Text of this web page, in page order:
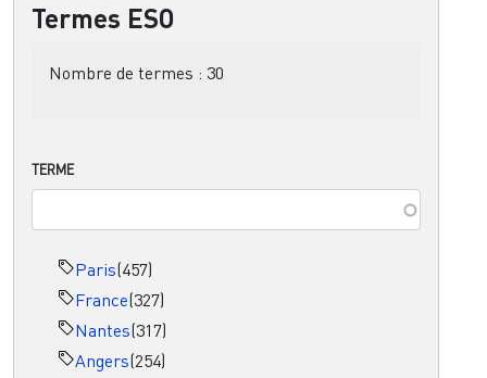
Termes ESO
Nombre de termes : 30
TERME
Paris(457)
France(327)
Nantes(317)
Angers(254)